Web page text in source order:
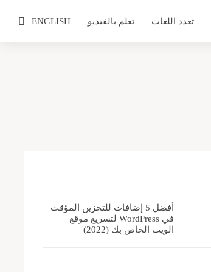
تعدد اللغات تعلم بالفيديو ENGLISH
أفضل 5 إضافات للتخزين المؤقت
في WordPress لتسريع موقع
الويب الخاص بك (2022)